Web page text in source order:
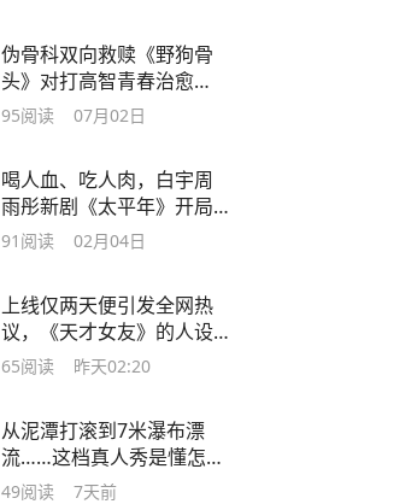
伪骨科双向救赎《野狗骨
头》对打高智青春治愈
《灿如繁星》，暑期档夯
95阅读 07月02日
喝人血、吃人肉，白宇周
雨彤新剧《太平年》开局
五分钟就让人头皮发麻！
91 阅读 02月04日
上线仅两天便引发全网热
议，《天才女友》的人设
真有那么糟糕吗？
65阅读 昨天02:20
从泥潭打滚到7米瀑布漂
流……这档真人秀是懂怎么
“折磨”明星的！
49阅读 7天前